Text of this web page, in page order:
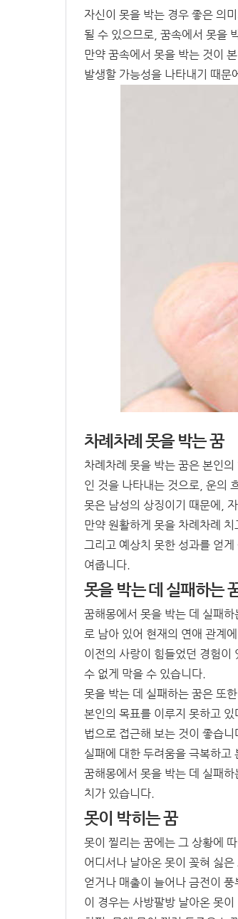
자신이 못을 박는 경우 좋은 의
될 수 있으므로, 꿈속에서 못을
만약 꿈속에서 못을 박는 것이
발생할 가능성을 나타내기 때문
차례차례 못을 박는 꿈
차례차례 못을 박는 꿈은 본인
인 것을 나타내는 것으로, 운의
못은 남성의 상징이기 때문에,
만약 원활하게 못을 차례차례
그리고 예상치 못한 성과를 얻
여줍니다.
못을 박는 데 실패하는
꿈해몽에서 못을 박는 데 실패
로 남아 있어 현재의 연애 관계
이전의 사랑이 힘들었던 경험이
수 없게 막을 수 있습니다.
못을 박는 데 실패하는 꿈은 또
본인의 목표를 이루지 못하고
법으로 접근해 보는 것이 좋습니
실패에 대한 두려움을 극복하고
꿈해몽에서 못을 박는 데 실패
치가 있습니다.
못이 박히는 꿈
못이 찔리는 꿈에는 그 상황에
어디서나 날아온 못이 꽂혀 싫
얻거나 매출이 늘어나 금전이
이 경우는 사방팔방 날아온 못